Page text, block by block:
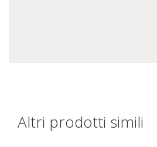
Altri prodotti simili